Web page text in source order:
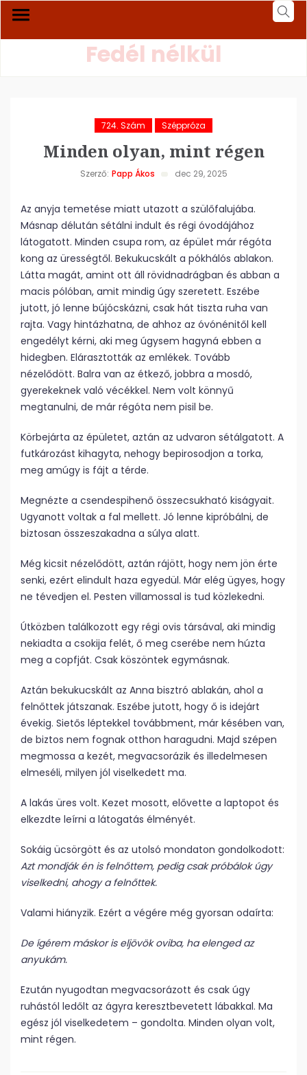
Fedél nélkül
724. Szám Széppróza
Minden olyan, mint régen
Szerző: Papp Ákos dec 29, 2025
Az anyja temetése miatt utazott a szülőfalujába.
Másnap délután sétálni indult és régi óvodájához
látogatott. Minden csupa rom, az épület már régóta
kong az ürességtől. Bekukucskált a pókhálós ablakon.
Látta magát, amint ott áll rövidnadrágban és abban a
macis pólóban, amit mindig úgy szeretett. Eszébe
jutott, jó lenne bújócskázni, csak hát tiszta ruha van
rajta. Vagy hintázhatna, de ahhoz az óvónénitől kell
engedélyt kérni, aki meg úgysem hagyná ebben a
hidegben. Elárasztották az emlékek. Tovább
nézelődött. Balra van az étkező, jobbra a mosdó,
gyerekeknek való vécékkel. Nem volt könnyű
megtanulni, de már régóta nem pisil be.
Körbejárta az épületet, aztán az udvaron sétálgatott. A
futkározást kihagyta, nehogy bepirosodjon a torka,
meg amúgy is fájt a térde.
Megnézte a csendespihenő összecsukható kiságyait.
Ugyanott voltak a fal mellett. Jó lenne kipróbálni, de
biztosan összeszakadna a súlya alatt.
Még kicsit nézelődött, aztán rájött, hogy nem jön érte
senki, ezért elindult haza egyedül. Már elég ügyes, hogy
ne tévedjen el. Pesten villamossal is tud közlekedni.
Útközben találkozott egy régi ovis társával, aki mindig
nekiadta a csokija felét, ő meg cserébe nem húzta
meg a copfját. Csak köszöntek egymásnak.
Aztán bekukucskált az Anna bisztró ablakán, ahol a
felnőttek játszanak. Eszébe jutott, hogy ő is idejárt
évekig. Sietős léptekkel továbbment, már késében van,
de biztos nem fognak otthon haragudni. Majd szépen
megmossa a kezét, megvacsorázik és illedelmesen
elmeséli, milyen jól viselkedett ma.
A lakás üres volt. Kezet mosott, elővette a laptopot és
elkezdte leírni a látogatás élményét.
Sokáig ücsörgött és az utolsó mondaton gondolkodott:
Azt mondják én is felnőttem, pedig csak próbálok úgy
viselkedni, ahogy a felnőttek.
Valami hiányzik. Ezért a végére még gyorsan odaírta:
De ígérem máskor is eljövök oviba, ha elenged az
anyukám.
Ezután nyugodtan megvacsorázott és csak úgy
ruhástól ledőlt az ágyra keresztbevetett lábakkal. Ma
egész jól viselkedetem – gondolta. Minden olyan volt,
mint régen.